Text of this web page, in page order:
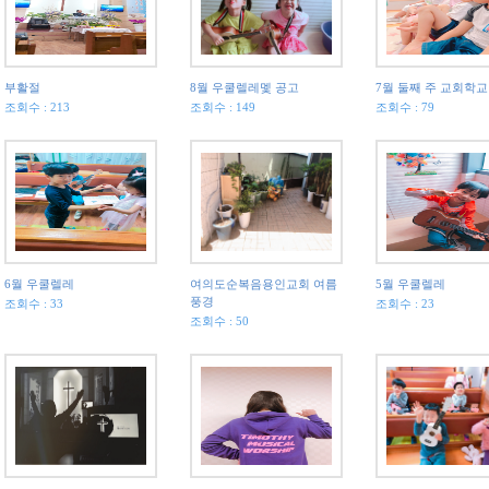
부활절
조회수 : 213
8월 우쿨렐레멫 공고
조회수 : 149
7월 둘째 주 교회학교
조회수 : 79
6월 우쿨렐레
조회수 : 33
여의도순복음용인교회 여름
풍경
조회수 : 50
5월 우쿨렐레
조회수 : 23